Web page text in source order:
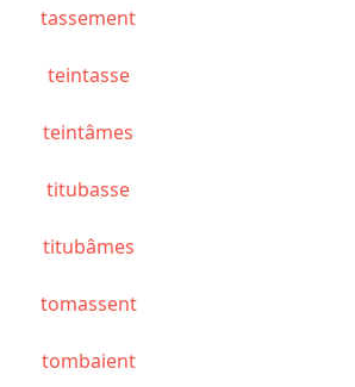
tassement
teintasse
teintâmes
titubasse
titubâmes
tomassent
tombaient